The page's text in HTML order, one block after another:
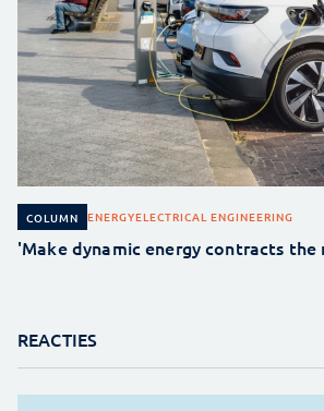
COLUMN ENERGYELECTRICAL ENGINEERING
'Make dynamic energy contracts the
REACTIES